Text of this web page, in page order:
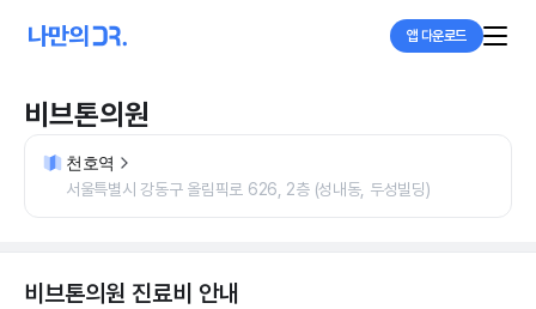
앱 다운로드
비브톤의원
천호역
서울특별시 강동구 올림픽로 626, 2층 (성내동, 두성빌딩)
비브톤의원 진료비 안내